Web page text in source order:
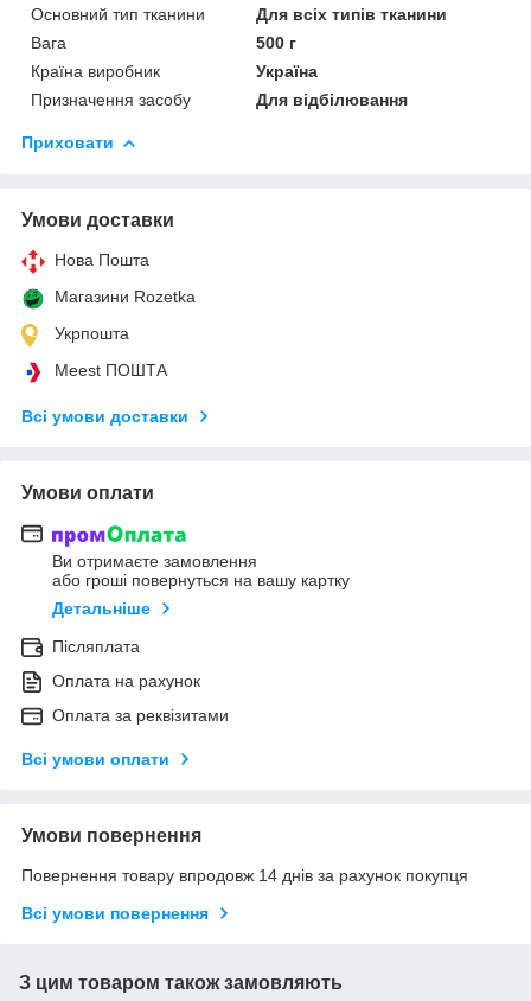
Основний тип тканини
Для всіх типів тканини
Вага
500 г
Країна виробник
Україна
Призначення засобу
Для відбілювання
Приховати
Умови доставки
Нова Пошта
Магазини Rozetka
Укрпошта
Meest ПОШТА
Всі умови доставки
Умови оплати
Ви отримаєте замовлення
або гроші повернуться на вашу картку
Детальніше
Післяплата
Оплата на рахунок
Оплата за реквізитами
Всі умови оплати
Умови повернення
Повернення товару впродовж 14 днів за рахунок покупця
Всі умови повернення
З цим товаром також замовляють